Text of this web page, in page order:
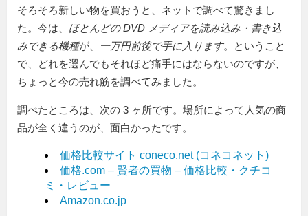
そろそろ新しい物を買おうと、ネットで調べて驚きまし
た。今は、 ほとんどの DVD メディアを読み込み・書き込
みできる機種が、 一万円前後で手に入ります。ということ
で、どれを選んでもそれほど痛手にはならないのですが、
ちょっと今の売れ筋を調べてみました。
調べたところは、次の 3 ヶ所です。場所によって人気の商
品が全く違うのが、面白かったです。
価格比較サイト coneco.net (コネコネット)
価格.com – 賢者の買物 – 価格比較・クチコ
ミ・レビュー
Amazon.co.jp